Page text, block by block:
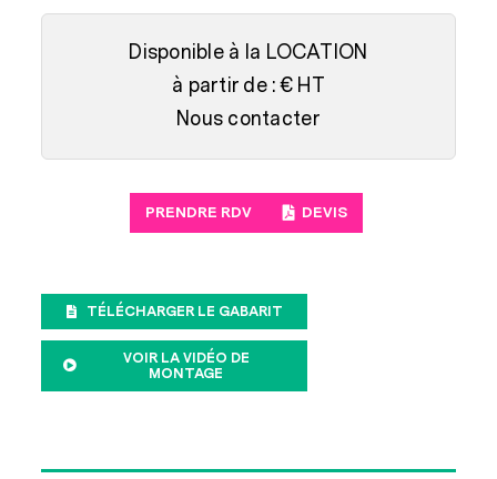
Disponible à la LOCATION
à partir de : € HT
Nous contacter
PRENDRE RDV DEVIS
TÉLÉCHARGER LE GABARIT
VOIR LA VIDÉO DE
MONTAGE